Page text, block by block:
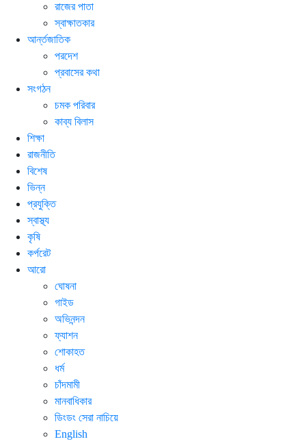
রাজের পাতা
স্বাক্ষাতকার
আর্ন্তজাতিক
পরদেশ
প্রবাসের কথা
সংগঠন
চমক পরিবার
কাব্য বিলাস
শিক্ষা
রাজনীতি
বিশেষ
ভিন্ন
প্রযুক্তি
স্বাস্থ্য
কৃষি
কর্পরেট
আরো
ঘোষনা
গাইড
অভিনন্দন
ফ্যাশন
শোকাহত
ধর্ম
চাঁদমামী
মানবাধিকার
ডিংডং সেরা নাচিয়ে
English